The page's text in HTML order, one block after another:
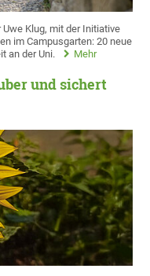
Klug, mit der Initiative
im Campusgarten: 20 neue
an der Uni.
Mehr
und sichert